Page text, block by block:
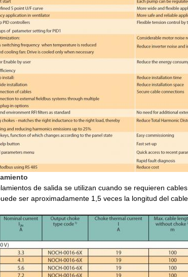
de salida se utilizan cuando se requieren
ser aproximadamente 1,5 veces la longitud del